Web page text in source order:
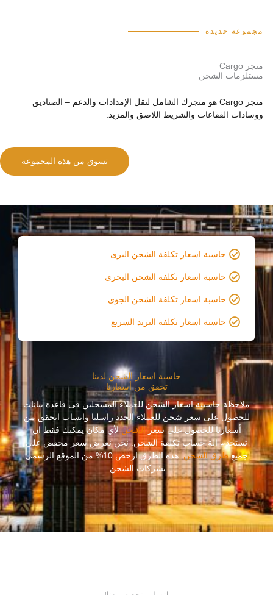
مجموعة جديدة
متجر Cargo
مستلزمات الشحن
متجر Cargo هو متجرك الشامل لنقل الإمدادات والدعم – الصناديق
ووسادات الفقاعات والشريط اللاصق والمزيد.
تسوق من هذه المجموعة
حاسبة اسعار تكلفة الشحن البرى
حاسبة اسعار تكلفة الشحن البحرى
حاسبة اسعار تكلفة الشحن الجوى
حاسبة اسعار تكلفة البريد السريع
حاسبة اسعار الشحن لدينا
تحقق من أسعارنا
ملاحظة حاسبىة اسعار الشحن للعملاء المسجلين فى قاعدة بيانات
للحصول على سعر شحن للعملاء الجدد راسلنا واتساب اتحقق من
أسعارنا للحصول على سعرالشحنلأي مكان يمكنك فقط ان
تستخدم الة حساب تكلفة الشحن. نحن نعرض سعر مخفض على
جميعطرق الشحن
. هذه الطرق ارخص 10% من الموقع الرسمي
بشركات الشحن.